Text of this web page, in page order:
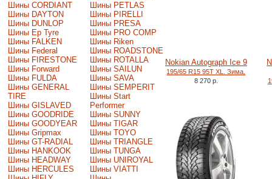
Шины CORDIANT
Шины DAYTON
Шины DUNLOP
Шины Ep Tyre
Шины FALKEN
Шины Federal
Шины FIRESTONE
Шины Forward
Шины FULDA
Шины GENERAL
TIRE
Шины GISLAVED
Шины GOODRIDE
Шины GOODYEAR
Шины Gripmax
Шины GT-RADIAL
Шины HANKOOK
Шины HEADWAY
Шины HERCULES
Шины PETLAS
Шины PIRELLI
Шины PRESA
Шины PRO COMP
Шины Riken
Шины ROADSTONE
Шины ROTALLA
Шины SAILUN
Шины SAVA
Шины SEMPERIT
Шины Start
Performer
Шины SUNNY
Шины TIGAR
Шины TOYO
Шины TRIANGLE
Шины TUNGA
Шины UNIROYAL
Шины VIATTI
Nokian Autograph Ice 9
195/65 R15 95T XL. Зима.
8 270 р.